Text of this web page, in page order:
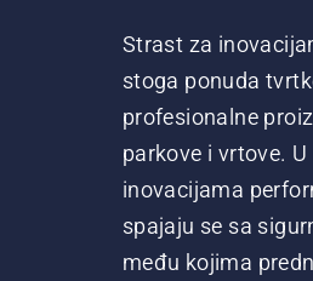
Strast za
stoga ponuda
profesionalne
parkove i vrtove.
inovacijama
spajaju se sa
među kojima